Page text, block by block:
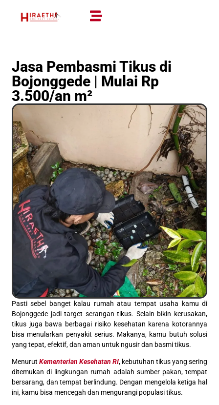
Jasa Pembasmi Tikus di
Bojonggede | Mulai Rp
3.500/an m²
Pasti sebel banget kalau rumah atau tempat usaha kamu di
Bojonggede jadi target serangan tikus. Selain bikin kerusakan,
tikus juga bawa berbagai risiko kesehatan karena kotorannya
bisa menularkan penyakit serius. Makanya, kamu butuh solusi
yang tepat, efektif, dan aman untuk ngusir dan basmi tikus.
Menurut Kementerian Kesehatan RI, kebutuhan tikus yang sering
ditemukan di lingkungan rumah adalah sumber pakan, tempat
bersarang, dan tempat berlindung. Dengan mengelola ketiga hal
ini, kamu bisa mencegah dan mengurangi populasi tikus.